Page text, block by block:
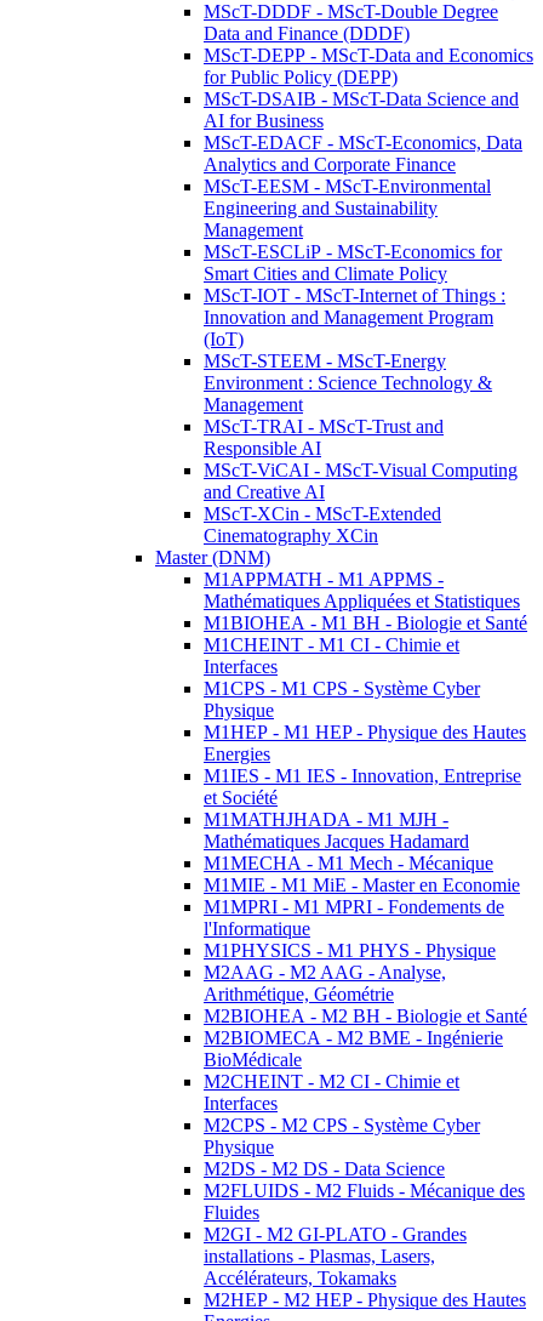
MScT-DDDF - MScT-Double Degree
Data and Finance (DDDF)
MScT-DEPP - MScT-Data and Economics
for Public Policy (DEPP)
MScT-DSAIB - MScT-Data Science and
AI for Business
MScT-EDACF - MScT-Economics, Data
Analytics and Corporate Finance
MScT-EESM - MScT-Environmental
Engineering and Sustainability
Management
MScT-ESCLiP - MScT-Economics for
Smart Cities and Climate Policy
MScT-IOT - MScT-Internet of Things :
Innovation and Management Program
(IoT)
MScT-STEEM - MScT-Energy
Environment : Science Technology &
Management
MScT-TRAI - MScT-Trust and
Responsible AI
MScT-ViCAI - MScT-Visual Computing
and Creative AI
MScT-XCin - MScT-Extended
Cinematography XCin
Master (DNM)
M1APPMATH - M1 APPMS -
Mathématiques Appliquées et Statistiques
M1BIOHEA - M1 BH - Biologie et Santé
M1CHEINT - M1 CI - Chimie et
Interfaces
M1CPS - M1 CPS - Système Cyber
Physique
M1HEP - M1 HEP - Physique des Hautes
Energies
M1IES - M1 IES - Innovation, Entreprise
et Société
M1MATHJHADA - M1 MJH -
Mathématiques Jacques Hadamard
M1MECHA - M1 Mech - Mécanique
M1MIE - M1 MiE - Master en Economie
M1MPRI - M1 MPRI - Fondements de
l'Informatique
M1PHYSICS - M1 PHYS - Physique
M2AAG - M2 AAG - Analyse,
Arithmétique, Géométrie
M2BIOHEA - M2 BH - Biologie et Santé
M2BIOMECA - M2 BME - Ingénierie
BioMédicale
M2CHEINT - M2 CI - Chimie et
Interfaces
M2CPS - M2 CPS - Système Cyber
Physique
M2DS - M2 DS - Data Science
M2FLUIDS - M2 Fluids - Mécanique des
Fluides
M2GI - M2 GI-PLATO - Grandes
installations - Plasmas, Lasers,
Accélérateurs, Tokamaks
M2HEP - M2 HEP - Physique des Hautes